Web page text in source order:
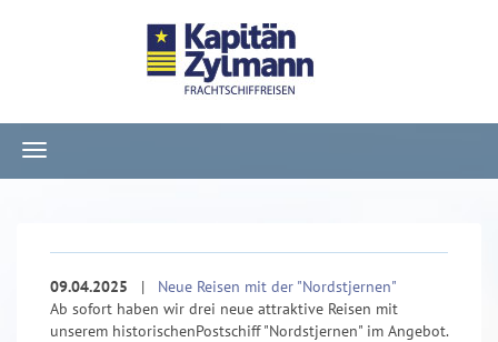
Navigation
ein-/ausblenden
09.04.2025 | Neue Reisen mit der "Nordstjernen"
Ab sofort haben wir drei neue attraktive Reisen mit
unserem historischenPostschiff "Nordstjernen" im Angebot.